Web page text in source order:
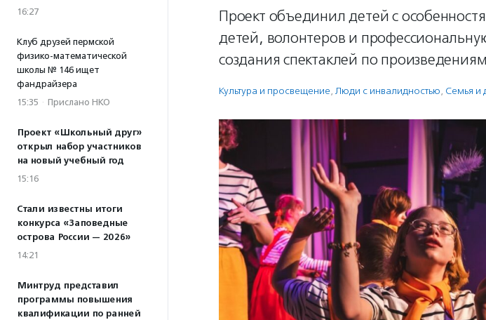
16:27
Клуб друзей пермской
физико-математической
школы № 146 ищет
фандрайзера
15:35 · Прислано НКО
Проект «Школьный друг»
открыл набор участников
на новый учебный год
15:16
Стали известны итоги
конкурса «Заповедные
острова России — 2026»
14:21
Минтруд представил
программы повышения
квалификации по ранней
Проект объединил детей с
детей, волонтеров и
создания спектаклей по
Культура и просвещение, Люди с инвалидностью, Семья и